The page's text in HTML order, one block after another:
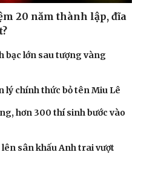
Đọc truyện đêm khuya
Cửa sổ tình yêu
20 năm thành lập, đĩa
bạc lớn sau tượng vàng
lý chính thức bỏ tên Miu Lê
hơn 300 thí sinh bước vào
sân khấu Anh trai vượt